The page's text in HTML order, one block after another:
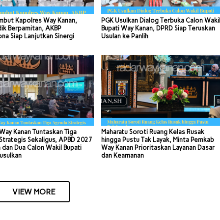
Kapolres Way Kanan,
Berpamitan, AKBP
Siap Lanjutkan Sinergi
PGK Usulkan Dialog Terbuka Calon Wakil
Bupati Way Kanan, DPRD Siap Teruskan
Usulan ke Panlih
Kanan Tuntaskan Tiga
Sekaligus, APBD 2027
dan Dua Calon Wakil Bupati
Maharatu Soroti Ruang Kelas Rusak
hingga Pustu Tak Layak, Minta Pemkab
Way Kanan Prioritaskan Layanan Dasar
dan Keamanan
VIEW MORE